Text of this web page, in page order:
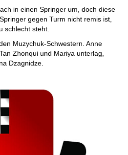
in einen Springer um, doch diese
gegen Turm nicht remis ist,
schlecht steht.
Muzychuk-Schwestern. Anne
Zhonqui und Mariya unterlag,
Dzagnidze.